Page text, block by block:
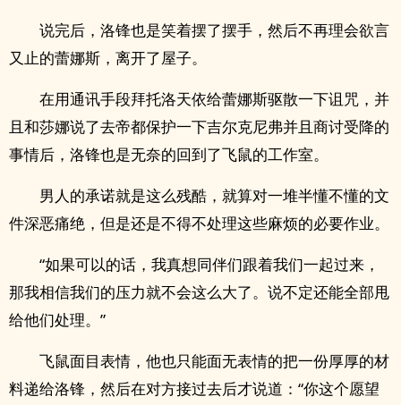
说完后，洛锋也是笑着摆了摆手，然后不再理会欲言
又止的蕾娜斯，离开了屋子。
在用通讯手段拜托洛天依给蕾娜斯驱散一下诅咒，并
且和莎娜说了去帝都保护一下吉尔克尼弗并且商讨受降的
事情后，洛锋也是无奈的回到了飞鼠的工作室。
男人的承诺就是这么残酷，就算对一堆半懂不懂的文
件深恶痛绝，但是还是不得不处理这些麻烦的必要作业。
“如果可以的话，我真想同伴们跟着我们一起过来，
那我相信我们的压力就不会这么大了。说不定还能全部甩
给他们处理。”
飞鼠面目表情，他也只能面无表情的把一份厚厚的材
料递给洛锋，然后在对方接过去后才说道：“你这个愿望